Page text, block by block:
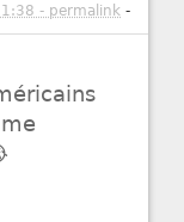
- permalink -